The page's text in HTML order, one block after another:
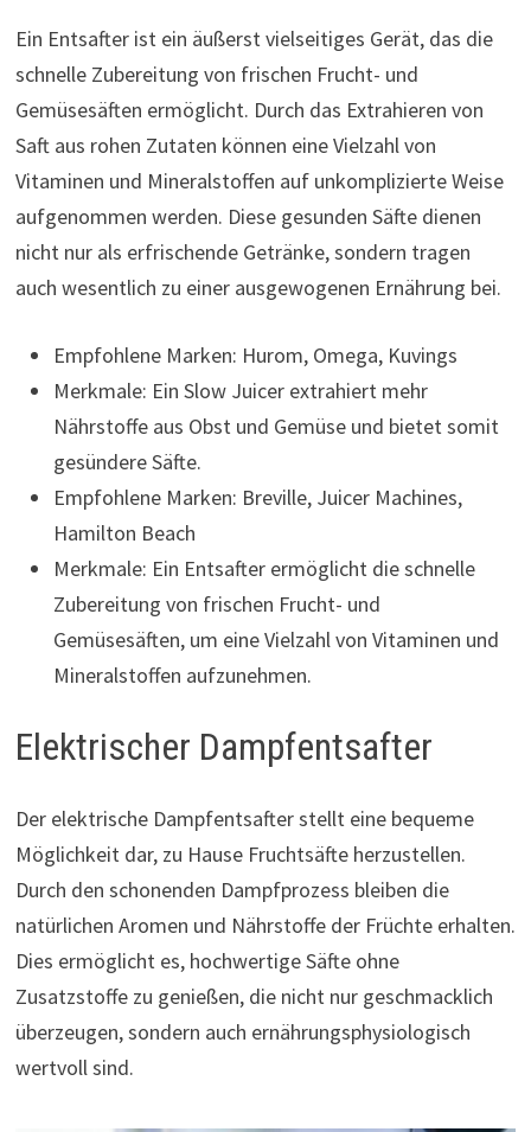
Ein Entsafter ist ein äußerst vielseitiges Gerät, das die
schnelle Zubereitung von frischen Frucht- und
Gemüsesäften ermöglicht. Durch das Extrahieren von
Saft aus rohen Zutaten können eine Vielzahl von
Vitaminen und Mineralstoffen auf unkomplizierte Weise
aufgenommen werden. Diese gesunden Säfte dienen
nicht nur als erfrischende Getränke, sondern tragen
auch wesentlich zu einer ausgewogenen Ernährung bei.
Empfohlene Marken: Hurom, Omega, Kuvings
Merkmale: Ein Slow Juicer extrahiert mehr
Nährstoffe aus Obst und Gemüse und bietet somit
gesündere Säfte.
Empfohlene Marken: Breville, Juicer Machines,
Hamilton Beach
Merkmale: Ein Entsafter ermöglicht die schnelle
Zubereitung von frischen Frucht- und
Gemüsesäften, um eine Vielzahl von Vitaminen und
Mineralstoffen aufzunehmen.
Elektrischer Dampfentsafter
Der elektrische Dampfentsafter stellt eine bequeme
Möglichkeit dar, zu Hause Fruchtsäfte herzustellen.
Durch den schonenden Dampfprozess bleiben die
natürlichen Aromen und Nährstoffe der Früchte erhalten.
Dies ermöglicht es, hochwertige Säfte ohne
Zusatzstoffe zu genießen, die nicht nur geschmacklich
überzeugen, sondern auch ernährungsphysiologisch
wertvoll sind.